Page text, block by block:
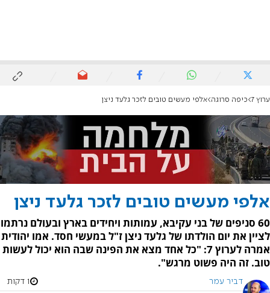
ערוץ 7 כיפה סרוגה אלפי מעשים טובים לזכר גלעד ניצן
אלפי מעשים טובים לזכר גלעד ניצן
60 סניפים של בני עקיבא, עמותות ויחידים בארץ ובעולם נרתמו
לציין את יום הולדתו של גלעד ניצן ז"ל במעשי חסד. אמו יהודית
אמרה לערוץ 7: "כל אחד מצא את הפינה שבה הוא יכול לעשות
טוב. זה היה פשוט מרגש".
דביר עמר 1 דקות